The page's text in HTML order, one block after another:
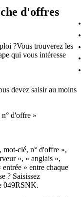
d'offres
?Vous trouverez les
qui vous intéresse
devez saisir au moins
d'offre »
mot-clé, n° d'offre »,
», « anglais »,
» entre chaque
? Saisissez
049RSNK.